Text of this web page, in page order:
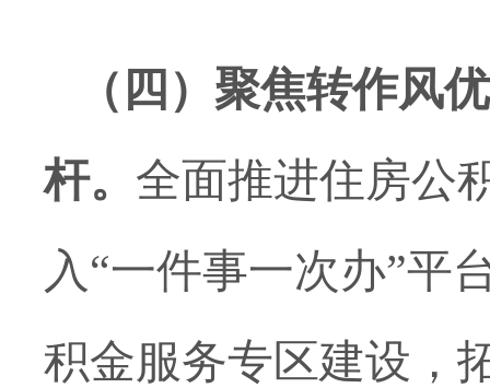
（四）聚焦转作风
杆。 全面推进住房公
入“一件事一次办”平
积金服务专区建设，